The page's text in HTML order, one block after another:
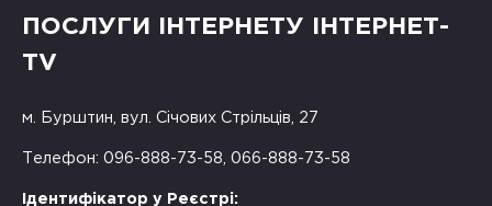
ПОСЛУГИ ІНТЕРНЕТУ ІНТЕРНЕТ-
TV
м. Бурштин, вул. Січових Стрільців, 27
Телефон: 096-888-73-58, 066-888-73-58
Ідентифікатор у Реєстрі: